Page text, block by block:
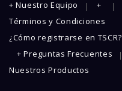
­+ Nuestro Equipo
+
Términos y Condiciones
¿Cómo registrarse en TSCR?
+ Preguntas Frecuentes
Nuestros Productos